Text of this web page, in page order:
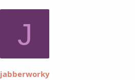
J
jabberworky